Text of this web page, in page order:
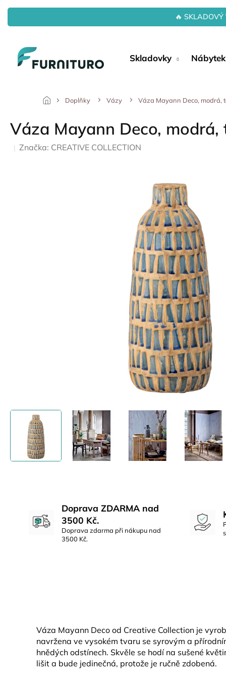
Přejít
obsah
🔥
Skladovky Nábytek
Doplňky Vázy Váza Mayann Deco, modrá,
Váza Mayann Deco,
Značka: CREATIVE COLLECTION
Doprava ZDARMA nad
3500 Kč.
Doprava zdarma při nákupu nad
3500 Kč.
Váza Mayann Deco od Creative Collection je
navržena ve vysokém tvaru se syrovým a
hnědých odstínech. Skvěle se hodí na sušené
lišit a bude jedinečná, protože je ručně zdobená.